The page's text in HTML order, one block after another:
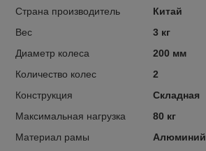
Страна производитель
Китай
Вес
3 кг
Диаметр колеса
200 мм
Количество колес
2
Конструкция
Складная
Максимальная нагрузка
80 кг
Материал рамы
Алюминий